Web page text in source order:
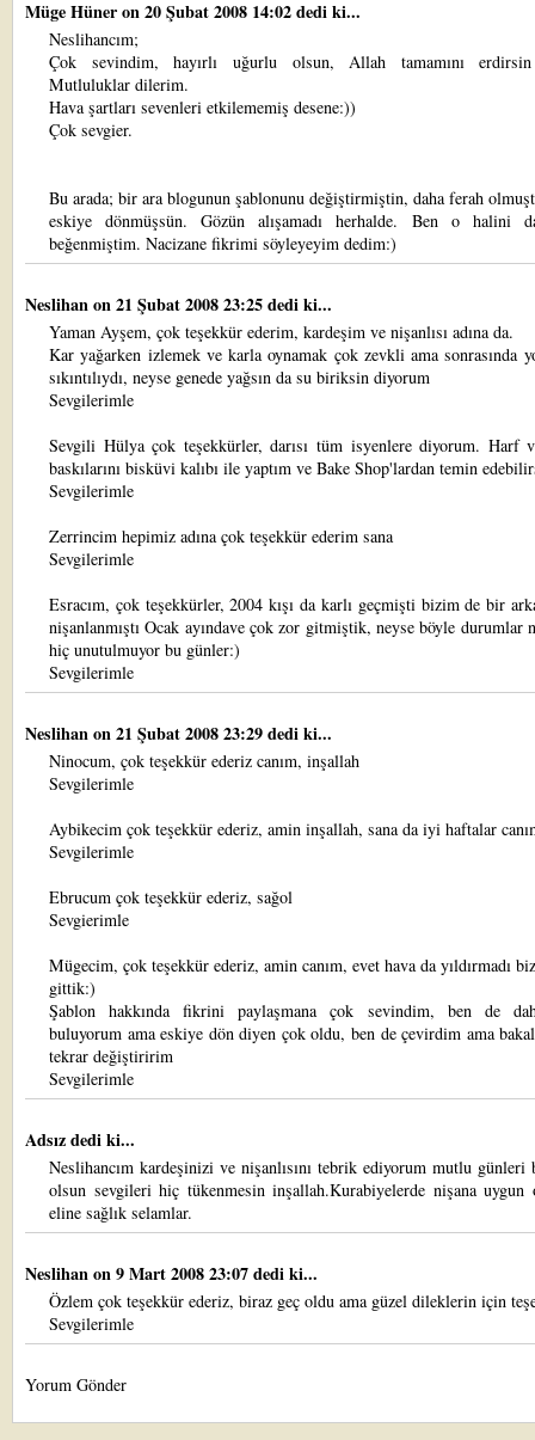
Müge Hüneron 20 Şubat 2008 14:02 dedi ki...
Neslihancım;
Çok sevindim, hayırlı uğurlu olsun, Allah tamamını erdirsin
Mutluluklar dilerim.
Hava şartları sevenleri etkilememiş desene:))
Çok sevgier.
Bu arada; bir ara blogunun şablonunu değiştirmiştin, daha ferah
eskiye dönmüşsün. Gözün alışamadı herhalde. Ben o halini
beğenmiştim. Nacizane fikrimi söyleyeyim dedim:)
Neslihanon 21 Şubat 2008 23:25 dedi ki...
Yaman Ayşem, çok teşekkür ederim, kardeşim ve nişanlısı adına da.
Kar yağarken izlemek ve karla oynamak çok zevkli ama sonrasında
sıkıntılıydı, neyse genede yağsın da su biriksin diyorum
Sevgilerimle
Sevgili Hülya çok teşekkürler, darısı tüm isyenlere diyorum. Harf
baskılarını bisküvi kalıbı ile yaptım ve Bake Shop'lardan temin
Sevgilerimle
Zerrincim hepimiz adına çok teşekkür ederim sana
Sevgilerimle
Esracım, çok teşekkürler, 2004 kışı da karlı geçmişti bizim de bir
nişanlanmıştı Ocak ayındave çok zor gitmiştik, neyse böyle durumlar
hiç unutulmuyor bu günler:)
Sevgilerimle
Neslihanon 21 Şubat 2008 23:29 dedi ki...
Ninocum, çok teşekkür ederiz canım, inşallah
Sevgilerimle
Aybikecim çok teşekkür ederiz, amin inşallah, sana da iyi haftalar
Sevgilerimle
Ebrucum çok teşekkür ederiz, sağol
Sevgierimle
Mügecim, çok teşekkür ederiz, amin canım, evet hava da yıldırmadı
gittik:)
Şablon hakkında fikrini paylaşmana çok sevindim, ben de
buluyorum ama eskiye dön diyen çok oldu, ben de çevirdim ama
tekrar değiştiririm
Sevgilerimle
Adsız dedi ki...
Neslihancım kardeşinizi ve nişanlısını tebrik ediyorum mutlu
olsun sevgileri hiç tükenmesin inşallah.Kurabiyelerde nişana uygun
eline sağlık selamlar.
Neslihanon 9 Mart 2008 23:07 dedi ki...
Özlem çok teşekkür ederiz, biraz geç oldu ama güzel dileklerin için
Sevgilerimle
Yorum Gönder